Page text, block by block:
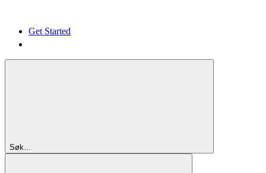
Get Started
Søk...